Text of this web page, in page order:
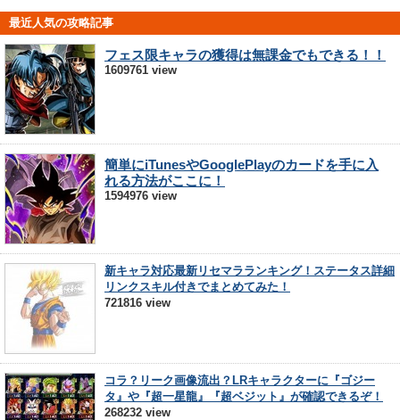
最近人気の攻略記事
フェス限キャラの獲得は無課金でもできる！！
1609761 view
簡単にiTunesやGooglePlayのカードを手に入
れる方法がここに！
1594976 view
新キャラ対応最新リセマラランキング！ステータス詳細
リンクスキル付きでまとめてみた！
721816 view
コラ？リーク画像流出？LRキャラクターに『ゴジー
タ』や『超一星龍』『超ベジット』が確認できるぞ！
268232 view